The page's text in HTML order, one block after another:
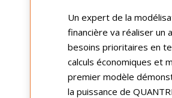
Un expert de la
financière va réaliser un
besoins prioritaires en
calculs économiques et
premier modèle
la puissance de